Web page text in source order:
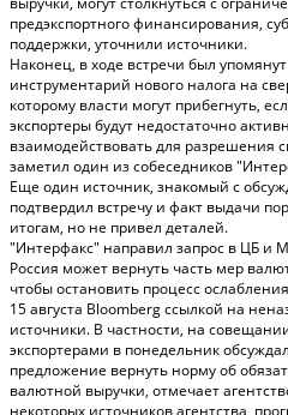
предэкспортного финансирования,
поддержки, уточнили источники.
Наконец, в ходе встречи был упомянут
инструментарий нового налога на
которому власти могут прибегнуть,
экспортеры будут недостаточно
взаимодействовать для разрешения
заметил один из собеседников
Еще один источник, знакомый с
подтвердил встречу и факт выдачи
итогам, но не привел деталей.
"Интерфакс" направил запрос в ЦБ и
Россия может вернуть часть мер
чтобы остановить процесс
15 августа Bloomberg ссылкой на
источники. В частности, на
экспортерами в понедельник
предложение вернуть норму об
валютной выручки, отмечает
некоторых источников агентства,